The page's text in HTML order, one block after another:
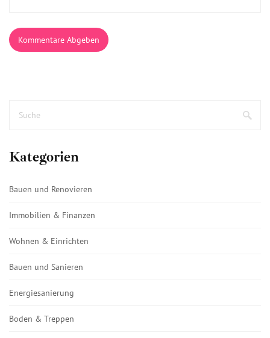
Kommentare Abgeben
Kategorien
Bauen und Renovieren
Immobilien & Finanzen
Wohnen & Einrichten
Bauen und Sanieren
Energiesanierung
Boden & Treppen